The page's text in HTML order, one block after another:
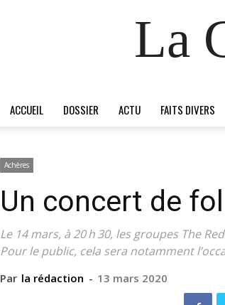
La
ACCUEIL DOSSIER ACTU FAITS DIVERS
Achères
Un concert de
Le 14 mars, à 20 h 30, les groupes The
Pour le public, cela sera notamment
Par la rédaction - 13 mars 2020